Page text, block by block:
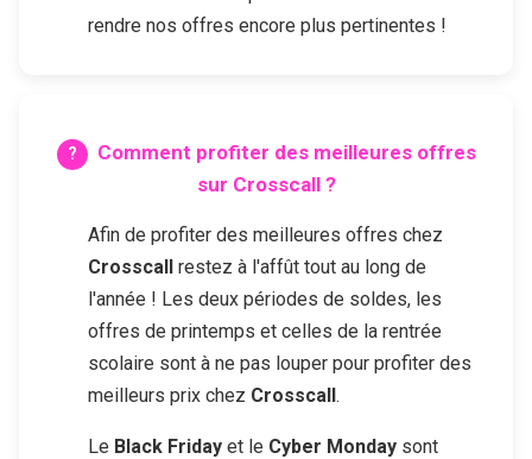
rendre nos offres encore plus pertinentes !
Comment profiter des meilleures offres
sur Crosscall?
Afin de profiter des meilleures offres chez
Crosscall restez à l'affût tout au long de
l'année ! Les deux périodes de soldes, les
offres de printemps et celles de la rentrée
scolaire sont à ne pas louper pour profiter des
meilleurs prix chez Crosscall.
Le Black Friday et le Cyber Monday sont